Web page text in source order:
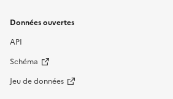
Données ouvertes
API
Schéma
Jeu de données